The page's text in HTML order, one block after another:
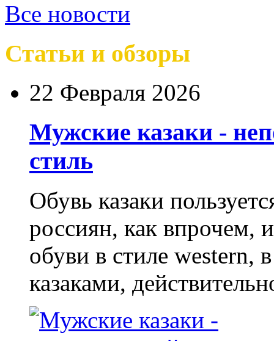
Все новости
Статьи и обзоры
22 Февраля 2026
Мужские казаки -
стиль
Обувь казаки
россиян, как впрочем,
обуви в стиле western,
казаками,